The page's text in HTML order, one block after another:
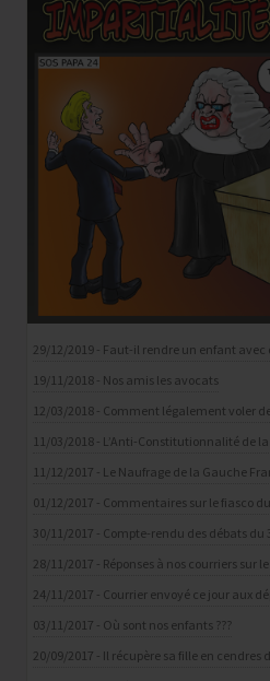
29/12/2019 - Faut-il rendre un enfant avec
19/11/2018 - Nos amis les avocats
12/03/2018 - Comment légalement voler
11/03/2018 - L’Anti-Constitutionnalité de la
11/12/2017 - Le Naufrage de la Gauche
01/12/2017 - Commentaires sur le fiasco du
30/11/2017 - Compte-rendu des débats du
28/11/2017 - Réponses à nos courriers sur le
24/11/2017 - Courrier envoyé ce jour aux
03/11/2017 - Où sont nos enfants ???
20/09/2017 - Il récupère sa fille en cendres